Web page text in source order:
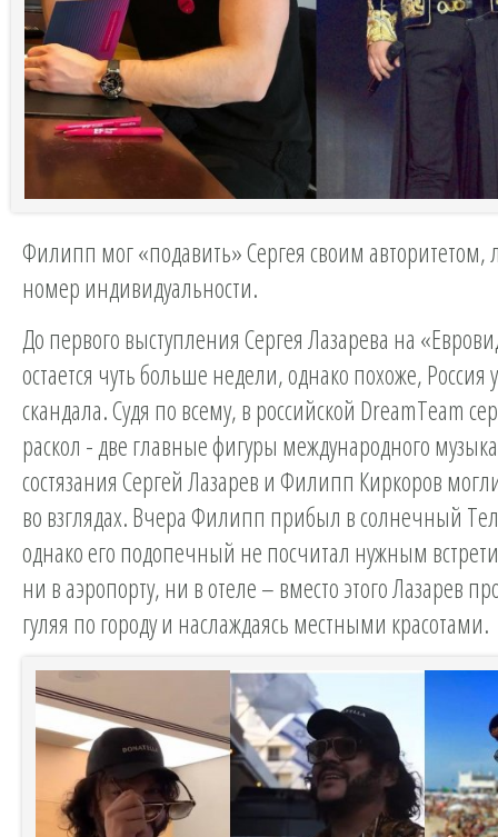
Филипп мог «подавить» Сергея своим авторитетом,
номер индивидуальности.
До первого выступления Сергея Лазарева на
остается чуть больше недели, однако похоже, Россия
скандала. Судя по всему, в российской DreamTeam
раскол - две главные фигуры международного
состязания Сергей Лазарев и Филипп Киркоров
во взглядах. Вчера Филипп прибыл в солнечный
однако его подопечный не посчитал нужным
ни в аэропорту, ни в отеле – вместо этого Лазарев
гуляя по городу и наслаждаясь местными красотами.